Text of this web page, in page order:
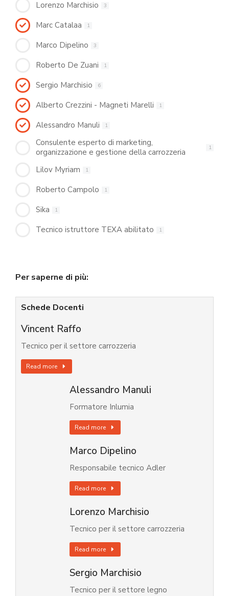
Lorenzo Marchisio 3
Marc Catalaa 1
Marco Dipelino 3
Roberto De Zuani 1
Sergio Marchisio 6
Alberto Crezzini - Magneti Marelli 1
Alessandro Manuli 1
Consulente esperto di marketing,
organizzazione e gestione della carrozzeria
1
Lilov Myriam 1
Roberto Campolo 1
Sika 1
Tecnico istruttore TEXA abilitato 1
Per saperne di più:
Schede Docenti
Vincent Raffo
Tecnico per il settore carrozzeria
Read more
Alessandro Manuli
Formatore Inlumia
Read more
Marco Dipelino
Responsabile tecnico Adler
Read more
Lorenzo Marchisio
Tecnico per il settore carrozzeria
Read more
Sergio Marchisio
Tecnico per il settore legno